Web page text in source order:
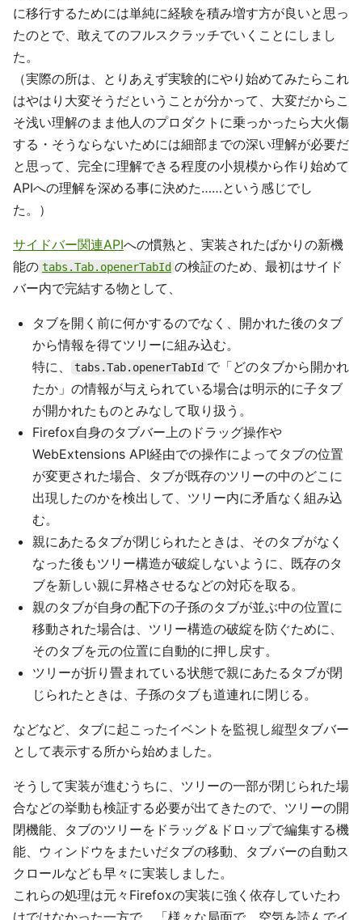
に移行するためには単純に経験を積み増す方が良いと思っ
たのとで、敢えてのフルスクラッチでいくことにしまし
た。
（実際の所は、とりあえず実験的にやり始めてみたらこれ
はやはり大変そうだということが分かって、大変だからこ
そ浅い理解のまま他人のプロダクトに乗っかったら大火傷
する・そうならないためには細部までの深い理解が必要だ
と思って、完全に理解できる程度の小規模から作り始めて
APIへの理解を深める事に決めた……という感じでし
た。）
サイドバー関連APIへの慣熟と、実装されたばかりの新機
能の tabs.Tab.openerTabId の検証のため、最初はサイド
バー内で完結する物として、
タブを開く前に何かするのでなく、開かれた後のタブ
から情報を得てツリーに組み込む。
特に、
tabs.Tab.openerTabId で「どのタブから開かれ
たか」の情報が与えられている場合は明示的に子タブ
が開かれたものとみなして取り扱う。
Firefox自身のタブバー上のドラッグ操作や
WebExtensions API経由での操作によってタブの位置
が変更された場合、タブが既存のツリーの中のどこに
出現したのかを検出して、ツリー内に矛盾なく組み込
む。
親にあたるタブが閉じられたときは、そのタブがなく
なった後もツリー構造が破綻しないように、既存のタ
ブを新しい親に昇格させるなどの対応を取る。
親のタブが自身の配下の子孫のタブが並ぶ中の位置に
移動された場合は、ツリー構造の破綻を防ぐために、
そのタブを元の位置に自動的に押し戻す。
ツリーが折り畳まれている状態で親にあたるタブが閉
じられたときは、子孫のタブも道連れに閉じる。
などなど、タブに起こったイベントを監視し縦型タブバー
として表示する所から始めました。
そうして実装が進むうちに、ツリーの一部が閉じられた場
合などの挙動も検証する必要が出てきたので、ツリーの開
閉機能、タブのツリーをドラッグ＆ドロップで編集する機
能、ウィンドウをまたいだタブの移動、タブバーの自動ス
クロールなども早々に実装しました。
これらの処理は元々Firefoxの実装に強く依存していたわ
けではなかった一方で、「様々な局面で、空気を読んでイ